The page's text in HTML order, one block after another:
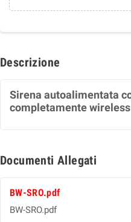
Descrizione
Sirena autoalimentata
completamente wireless
Documenti Allegati
BW-SRO.pdf
BW-SRO.pdf